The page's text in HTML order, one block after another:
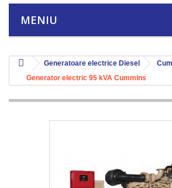
MENIU
Generatoare electrice Diesel
Generator electric 95 kVA Cummins